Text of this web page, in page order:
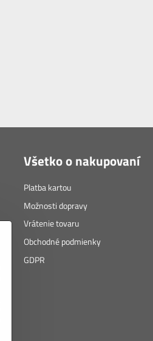
Všetko o nakupovaní
Platba kartou
Možnosti dopravy
Vrátenie tovaru
Obchodné podmienky
GDPR